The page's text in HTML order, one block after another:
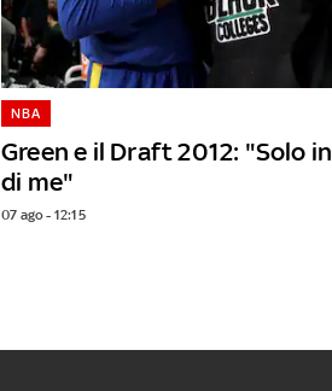
Green e il Draft 2012: "Solo
di me"
NBA
07 ago - 12:15